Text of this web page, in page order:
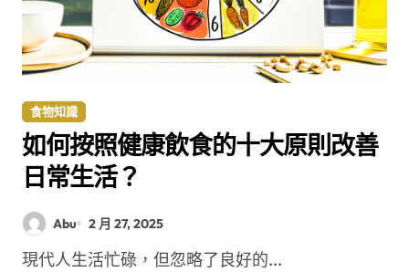
食物知識
如何按照健康飲食的十大原則改善
日常生活？
Abu 2 月 27, 2025
現代人生活忙碌，但忽略了良好的...